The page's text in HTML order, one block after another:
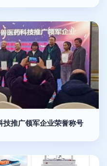
技推广领军企业荣誉称号